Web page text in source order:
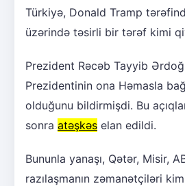
Türkiyə, Donald Tramp
üzərində təsirli bir tərəf kimi
Prezident Rəcəb Tayyib
Prezidentinin ona Həmasla
olduğunu bildirmişdi. Bu
sonra atəşkəs elan edildi.
Bununla yanaşı, Qətər, Misir,
razılaşmanın zəmanətçiləri